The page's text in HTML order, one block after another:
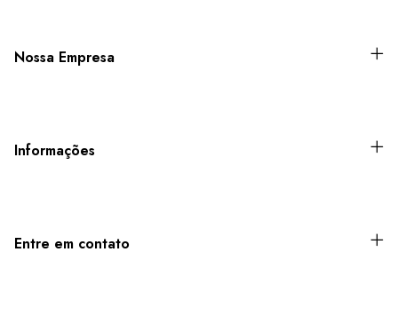
Nossa Empresa
Informações
Entre em contato